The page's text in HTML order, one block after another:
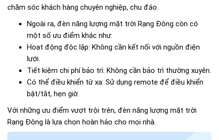
chăm sóc khách hàng chuyên nghiệp, chu đáo.
Ngoài ra, đèn năng lượng mặt trời Rạng Đông còn có
một số ưu điểm khác như:
Hoạt động độc lập: Không cần kết nối với nguồn điện
lưới.
Tiết kiệm chi phí bảo trì: Không cần bảo trì thường xuyên.
Có thể điều khiển từ xa: Sử dụng remote để điều khiển
bật/tắt, hẹn giờ.
Với những ưu điểm vượt trội trên, đèn năng lượng mặt trời
Rạng Đông là lựa chọn hoàn hảo cho mọi nhà.